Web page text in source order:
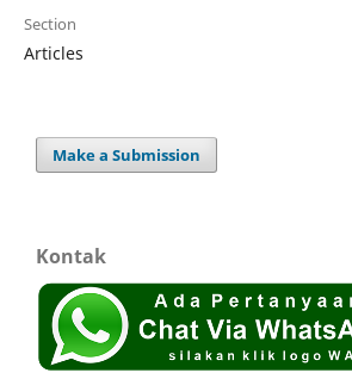
Section
Articles
Make a Submission
Kontak